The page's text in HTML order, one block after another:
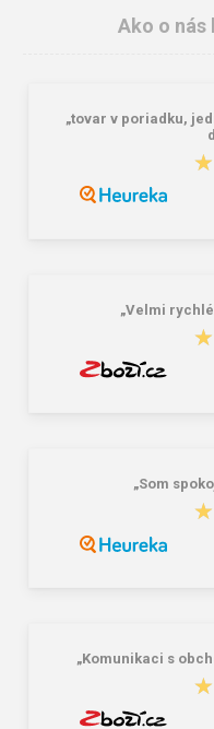
Lee Cooper LCW-26-07-
Ako o
„tovar v poriadku,
„Velmi
„Som
„Komunikaci s